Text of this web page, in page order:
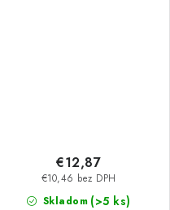
Skladom (>5 ks)
€10,46 bez DPH
€12,87